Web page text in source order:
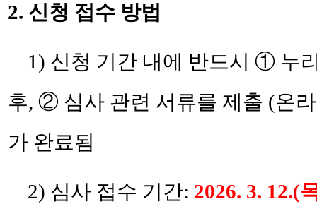
2. 신청 접수 방법
1) 신청 기간 내에 반드시 ① 누
후, ② 심사 관련 서류를 제출 (온
가 완료됨
2) 심사 접수 기간: 2026. 3. 12.(